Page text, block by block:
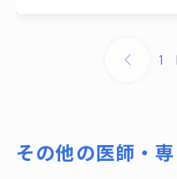
1 |
その他の医師・